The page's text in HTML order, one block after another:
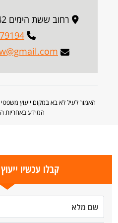
רחוב ששת הימים 42, בית יניב, כפר סבא
האמור לעיל לא בא במקום ייעוץ
המידע
קבלו עכשיו